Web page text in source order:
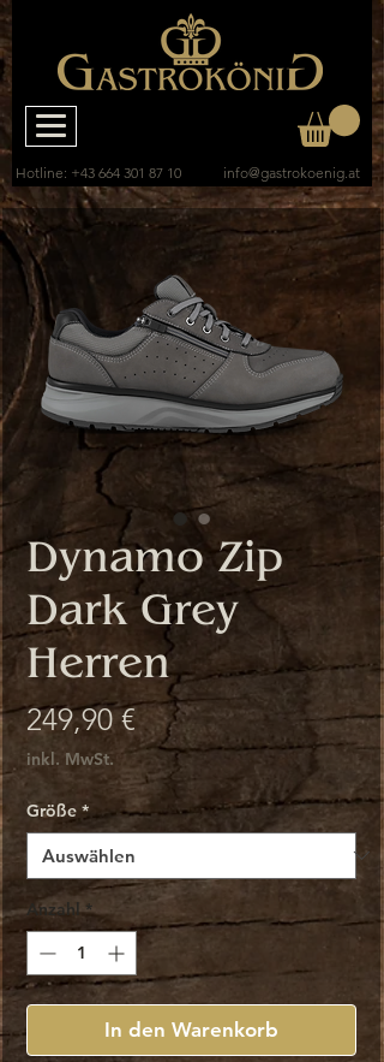
Hotline: +43 664 301 87 10 info@gastrokoenig.at
Dynamo Zip
Dark Grey
Herren
249,90 €Preis
inkl. MwSt.
Größe *
Anzahl *
In den Warenkorb